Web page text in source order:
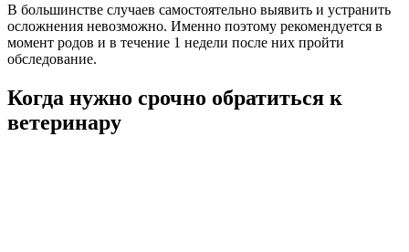
В большинстве случаев самостоятельно выявить и устранить
осложнения невозможно. Именно поэтому рекомендуется в
момент родов и в течение 1 недели после них пройти
обследование.
Когда нужно срочно обратиться к
ветеринару